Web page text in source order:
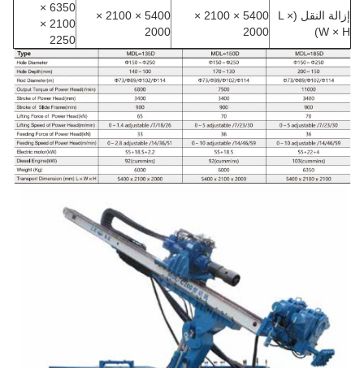
إزالة النقل (L ×
W × H)
5400 × 2100 ×
2000
5400 × 2100 ×
2000
6350 ×
2100 ×
2250